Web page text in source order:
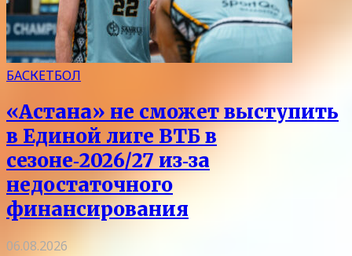
БАСКЕТБОЛ
«Астана» не сможет выступить
в Единой лиге ВТБ в
сезоне‑2026/27 из‑за
недостаточного
финансирования
06.08.2026